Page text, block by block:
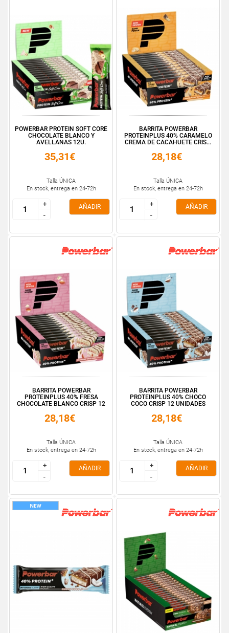
POWERBAR PROTEIN SOFT CORE
CHOCOLATE BLANCO Y
AVELLANAS 12U.
35,31€
Talla ÚNICA
En stock, entrega en 24-72h
+
-
+
-
AÑADIR
BARRITA POWERBAR
PROTEINPLUS 40% CARAMELO
CREMA DE CACAHUETE CRIS...
28,18€
Talla ÚNICA
En stock, entrega en 24-72h
+
-
+
-
AÑADIR
BARRITA POWERBAR
PROTEINPLUS 40% FRESA
CHOCOLATE BLANCO CRISP 12
28,18€
Talla ÚNICA
En stock, entrega en 24-72h
+
-
+
-
AÑADIR
BARRITA POWERBAR
PROTEINPLUS 40% CHOCO
COCO CRISP 12 UNIDADES
28,18€
Talla ÚNICA
En stock, entrega en 24-72h
+
-
+
-
AÑADIR